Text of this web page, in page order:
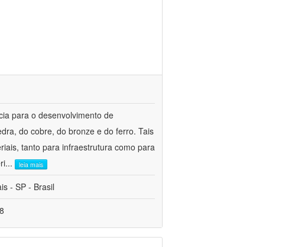
para o desenvolvimento de
do cobre, do bronze e do ferro. Tais
tanto para infraestrutura como para
... leia mais
- SP - Brasil